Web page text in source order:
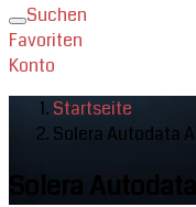
Toggle
navigation
Suchen
Favoriten
Konto
Startseite
Solera Autodata
Solera